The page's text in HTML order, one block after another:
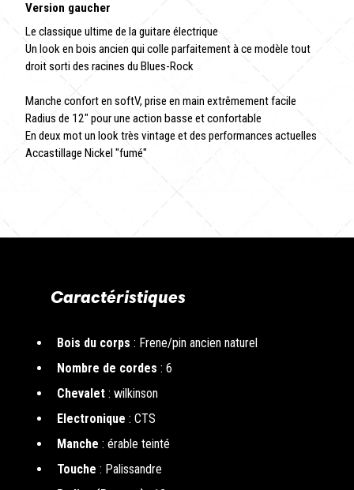
Version gaucher
Le classique ultime de la guitare électrique
Un look en bois ancien qui colle parfaitement à ce modèle tout
droit sorti des racines du Blues-Rock
Manche confort en softV, prise en main extrêmement facile
Radius de 12" pour une action basse et confortable
En deux mot un look très vintage et des performances actuelles
Accastillage Nickel "fumé"
Caractéristiques
Bois du corps : Frene/pin ancien naturel
Nombre de cordes : 6
Chevalet : wilkinson
Electronique : CTS
Manche : érable teinté
Touche : Palissandre